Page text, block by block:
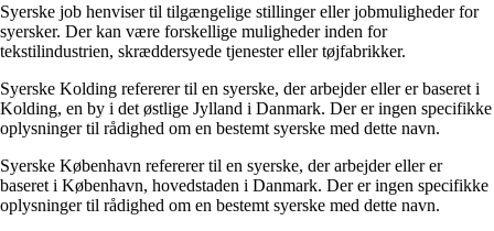
Syerske job henviser til tilgængelige stillinger eller jobmuligheder for
syersker. Der kan være forskellige muligheder inden for
tekstilindustrien, skræddersyede tjenester eller tøjfabrikker.
Syerske Kolding refererer til en syerske, der arbejder eller er baseret i
Kolding, en by i det østlige Jylland i Danmark. Der er ingen specifikke
oplysninger til rådighed om en bestemt syerske med dette navn.
Syerske København refererer til en syerske, der arbejder eller er
baseret i København, hovedstaden i Danmark. Der er ingen specifikke
oplysninger til rådighed om en bestemt syerske med dette navn.